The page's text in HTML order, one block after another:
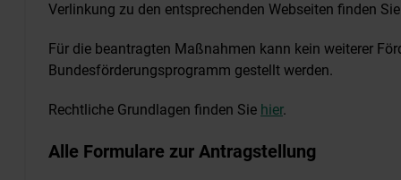
Verlinkung zu den entsprechenden Webseiten finden Sie
Für die beantragten Maßnahmen kann kein weiterer
Bundesförderungsprogramm gestellt werden.
Rechtliche Grundlagen finden Sie hier.
Alle Formulare zur Antragstellung